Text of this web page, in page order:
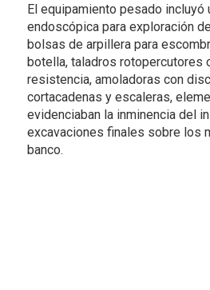
El equipamiento pesado incluyó
endoscópica para exploración
bolsas de arpillera para
botella, taladros rotopercutores
resistencia, amoladoras con
cortacadenas y escaleras,
evidenciaban la inminencia del
excavaciones finales sobre los
banco.